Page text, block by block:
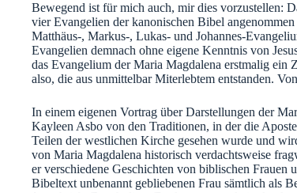
Bewegend ist für mich auch, mir dies vorzustellen:
vier Evangelien der kanonischen Bibel
Matthäus-, Markus-, Lukas- und Johannes-
Evangelien demnach ohne eigene Kenntnis von
das Evangelium der Maria Magdalena erstmalig ein
also, die aus unmittelbar Miterlebtem entstanden.
In einem eigenen Vortrag über Darstellungen der
Kayleen Asbo von den Traditionen, in der die
Teilen der westlichen Kirche gesehen wurde und
von Maria Magdalena historisch verdachtsweise
er verschiedene Geschichten von biblischen Frauen
Bibeltext unbenannt gebliebenen Frau sämtlich als